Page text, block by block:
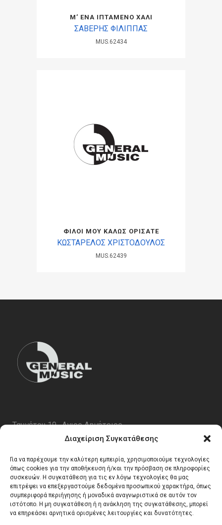
Διαχείριση Συγκατάθεσης
Για να παρέχουμε την καλύτερη εμπειρία, χρησιμοποιούμε τεχνολογίες
όπως cookies για την αποθήκευση ή/και την πρόσβαση σε πληροφορίες
συσκευών. Η συγκατάθεση για τις εν λόγω τεχνολογίες θα μας
επιτρέψει να επεξεργαστούμε δεδομένα προσωπικού χαρακτήρα, όπως
συμπεριφορά περιήγησης ή μοναδικά αναγνωριστικά σε αυτόν τον
ιστότοπο. Η μη συγκατάθεση ή η ανάκληση της συγκατάθεσης, μπορεί
να επηρεάσει αρνητικά ορισμένες λειτουργίες και δυνατότητες.
Μ’ ΕΝΑ ΙΠΤΑΜΕΝΟ ΧΑΛΙ
ΣΑΒΕΡΗΣ ΦΙΛΙΠΠΑΣ
MUS.62434
ΦΙΛΟΙ ΜΟΥ ΚΑΛΩΣ ΟΡΙΣΑΤΕ
ΚΩΣΤΑΡΕΛΟΣ ΧΡΙΣΤΟΔΟΥΛΟΣ
MUS.62439
Ταυγέτου 19 , Αγιος Δημήτριος
email:info@generalmusic.gr
Ωρες Λειτουργίας:
Δευτέρα – Παρασκευή 10:00 – 17:00